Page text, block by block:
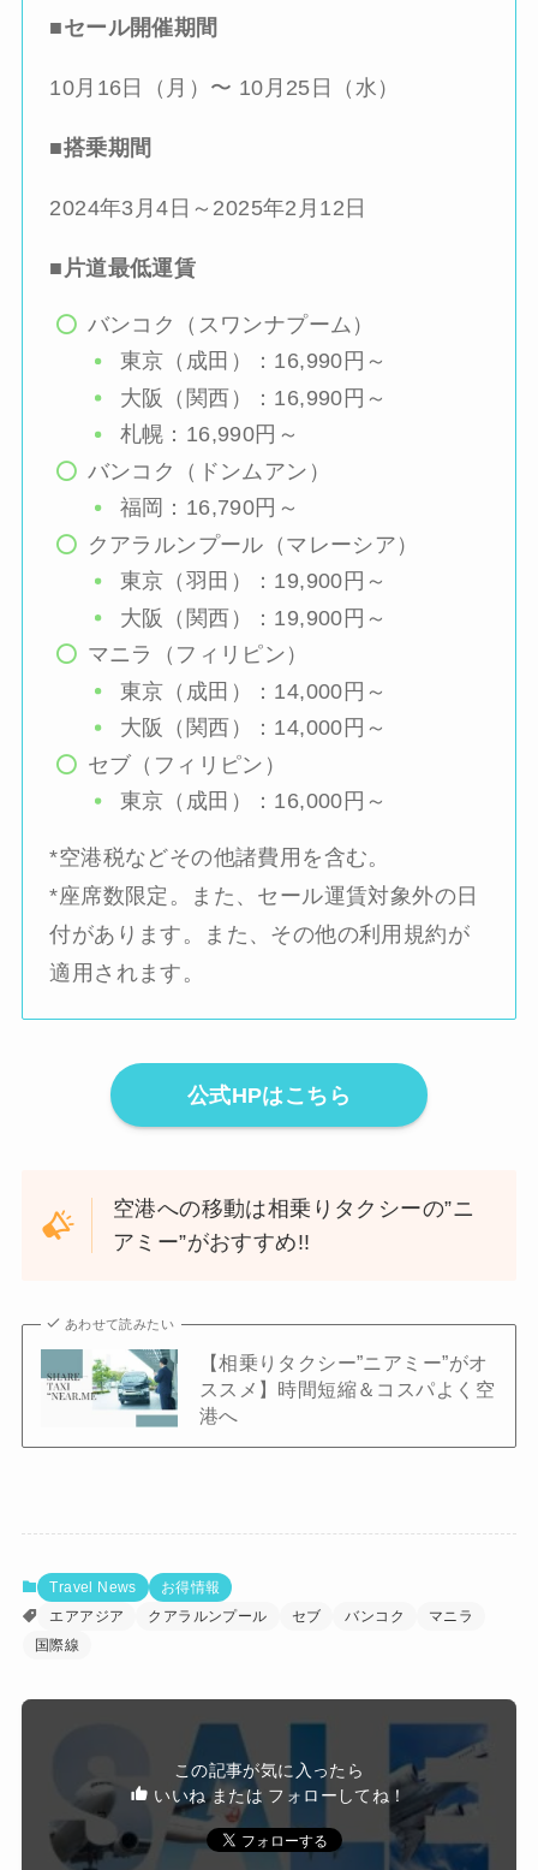
■セール開催期間
10月16日（月）〜 10月25日（水）
■搭乗期間
2024年3月4日～2025年2月12日
■片道最低運賃
バンコク（スワンナプーム）
東京（成田）：16,990円～
大阪（関西）：16,990円～
札幌：16,990円～
バンコク（ドンムアン）
福岡：16,790円～
クアラルンプール（マレーシア）
東京（羽田）：19,900円～
大阪（関西）：19,900円～
マニラ（フィリピン）
東京（成田）：14,000円～
大阪（関西）：14,000円～
セブ（フィリピン）
東京（成田）：16,000円～
*空港税などその他諸費用を含む。
*座席数限定。また、セール運賃対象外の日
付があります。また、その他の利用規約が
適用されます。
公式HPはこちら
空港への移動は相乗りタクシーの”ニ
アミー”がおすすめ!!
あわせて読みたい
【相乗りタクシー”ニアミー”がオ
ススメ】時間短縮＆コスパよく空
港へ
Travel News
お得情報
エアアジア
クアラルンプール セブ バンコク
マニラ
国際線
この記事が気に入ったら
いいね または フォローしてね！